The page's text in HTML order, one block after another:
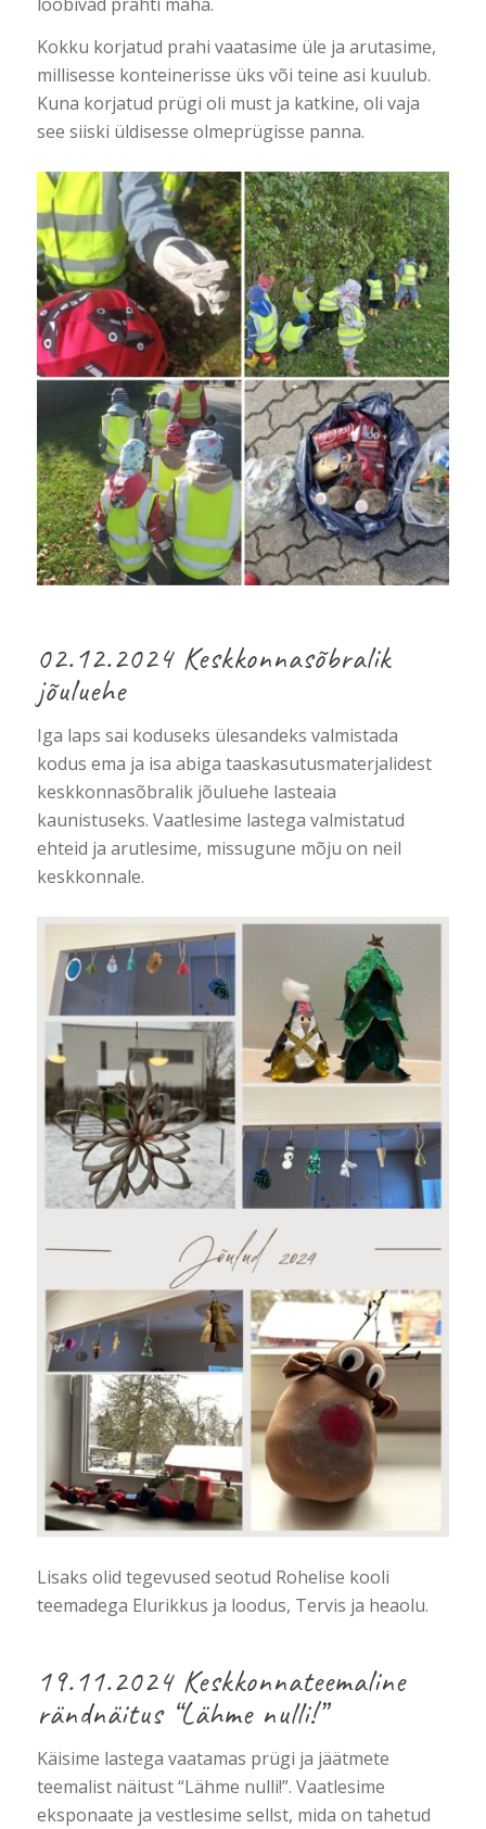
Kokku korjatud prahi vaatasime üle ja arutasime,
millisesse konteinerisse üks või teine asi kuulub.
Kuna korjatud prügi oli must ja katkine, oli vaja
see siiski üldisesse olmeprügisse panna.
02.12.2024 Keskkonnasõbralik
jõuluehe
Iga laps sai koduseks ülesandeks valmistada
kodus ema ja isa abiga taaskasutusmaterjalidest
keskkonnasõbralik jõuluehe lasteaia
kaunistuseks. Vaatlesime lastega valmistatud
ehteid ja arutlesime, missugune mõju on neil
keskkonnale.
Lisaks olid tegevused seotud Rohelise kooli
teemadega Elurikkus ja loodus, Tervis ja heaolu.
19.11.2024 Keskkonnateemaline
rändnäitus “Lähme nulli!”
Käisime lastega vaatamas prügi ja jäätmete
teemalist näitust “Lähme nulli!”. Vaatlesime
eksponaate ja vestlesime sellst, mida on tahetud